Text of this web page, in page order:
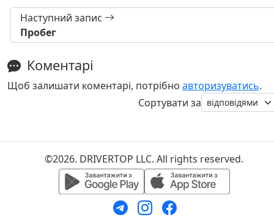
Наступний запис
Пробег
Коментарі
Щоб залишати коментарі, потрібно авторизуватись.
Сортувати за
©2026. DRIVERTOP LLC. All rights reserved.